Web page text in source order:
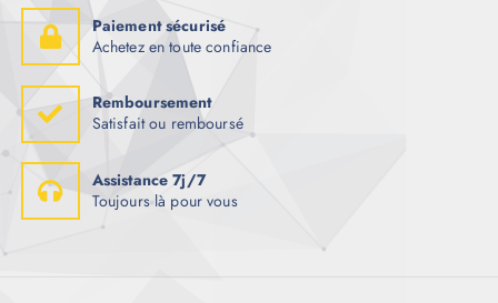
Paiement sécurisé
Achetez en toute confiance
Remboursement
Satisfait ou remboursé
Assistance 7j/7
Toujours là pour vous